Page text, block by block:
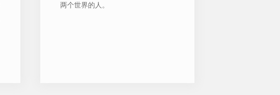
两个世界的人。